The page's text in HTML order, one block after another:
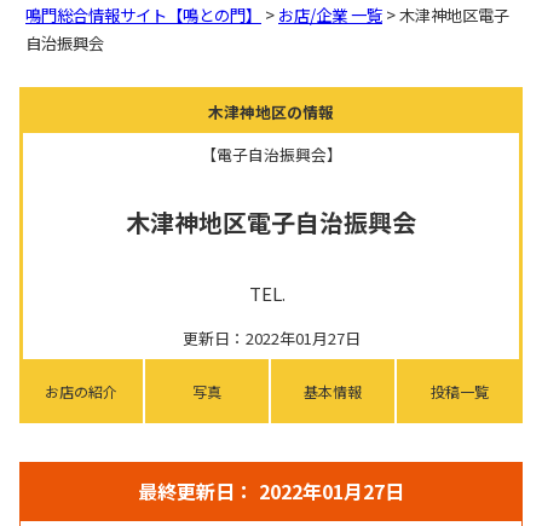
鳴門総合情報サイト【鳴との門】 > お店/企業 一覧 > 木津神地区電子
自治振興会
木津神地区の情報
【電子自治振興会】
木津神地区電子自治振興会
TEL.
更新日：2022年01月27日
お店の紹介 写真 基本情報 投稿一覧
最終更新日： 2022年01月27日